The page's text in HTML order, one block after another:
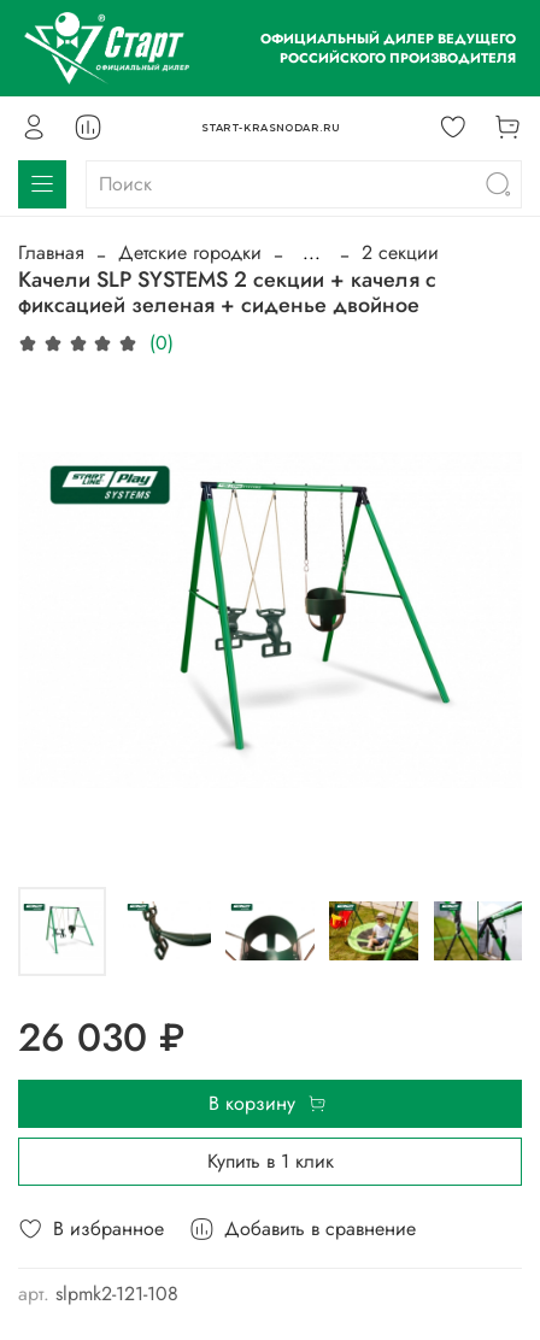
ОФИЦИАЛЬНЫЙ ДИЛЕР ВЕДУЩЕГО
РОССИЙСКОГО ПРОИЗВОДИТЕЛЯ
START-KRASNODAR.RU
Главная Детские городки ... 2 секции
Качели SLP SYSTEMS 2 секции + качеля с
фиксацией зеленая + сиденье двойное
(0)
В избранное Добавить в сравнение
арт. slpmk2-121-108
26 030 ₽
В корзину
Купить в 1 клик